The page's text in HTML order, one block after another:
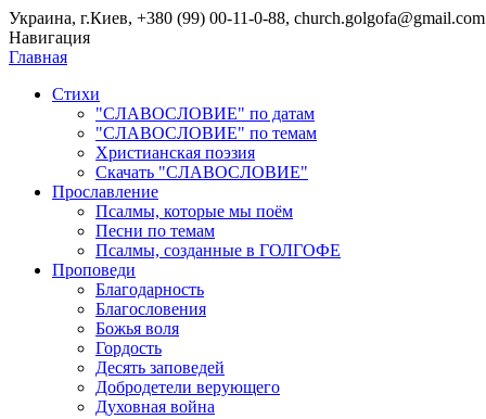
Украина, г.Киев, +380 (99) 00-11-0-88, church.golgofa@gmail.com
Навигация
Главная
Стихи
"СЛАВОСЛОВИЕ" по датам
"СЛАВОСЛОВИЕ" по темам
Христианская поэзия
Скачать "СЛАВОСЛОВИЕ"
Прославление
Псалмы, которые мы поём
Песни по темам
Псалмы, созданные в ГОЛГОФЕ
Проповеди
Благодарность
Благословения
Божья воля
Гордость
Десять заповедей
Добродетели верующего
Духовная война